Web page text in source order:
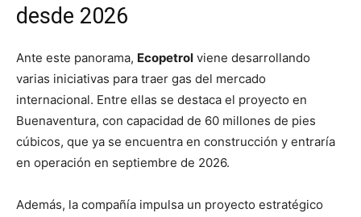
desde 2026
Ante este panorama, Ecopetrol viene desarrollando
varias iniciativas para traer gas del mercado
internacional. Entre ellas se destaca el proyecto en
Buenaventura, con capacidad de 60 millones de pies
cúbicos, que ya se encuentra en construcción y entraría
en operación en septiembre de 2026.
Además, la compañía impulsa un proyecto estratégico